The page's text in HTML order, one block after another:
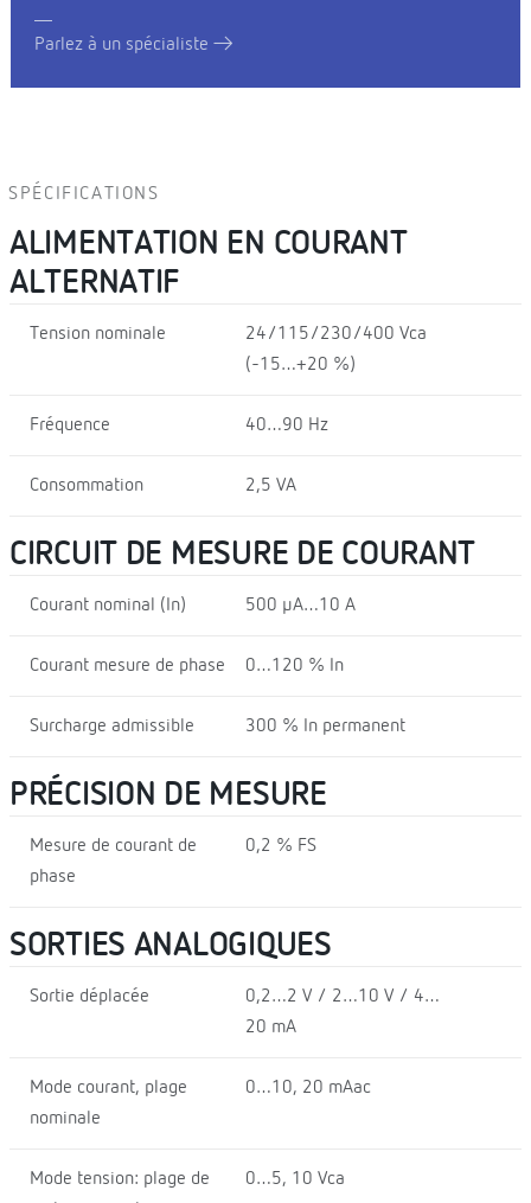
Parlez à un spécialiste
SPÉCIFICATIONS
ALIMENTATION EN COURANT
ALTERNATIF
Tension nominale
24/115/230/400 Vca
(-15…+20 %)
Fréquence 40…90 Hz
Consommation 2,5 VA
CIRCUIT DE MESURE DE COURANT
Courant nominal (In) 500 µA…10 A
Courant mesure de phase 0…120 % In
Surcharge admissible 300 % In permanent
PRÉCISION DE MESURE
Mesure de courant de
phase
0,2 % FS
SORTIES ANALOGIQUES
Sortie déplacée
0,2…2 V / 2…10 V / 4…
20 mA
Mode courant, plage
nominale
0…10, 20 mAac
Mode tension: plage de
0…5, 10 Vca